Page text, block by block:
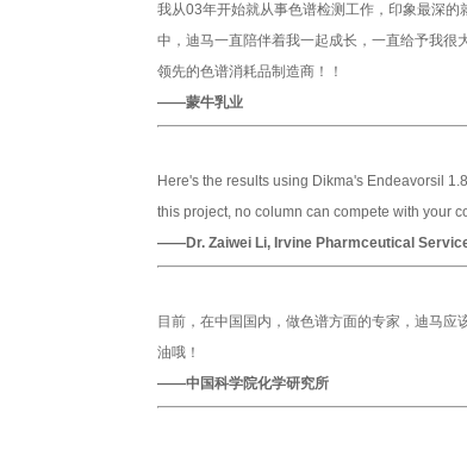
我从03年开始就从事色谱检测工作，印象最深
中，迪马一直陪伴着我一起成长，一直给予我很
领先的色谱消耗品制造商！！
——蒙牛乳业
Here's the results using Dikma's Endeavorsil
this project, no column can compete with your
——Dr. Zaiwei Li, Irvine Pharmceutical
目前，在中国国内，做色谱方面的专家，迪马
油哦！
——中国科学院化学研究所